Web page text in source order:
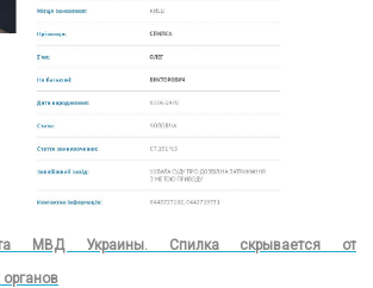
МВД Украины. Спилка скрывается от